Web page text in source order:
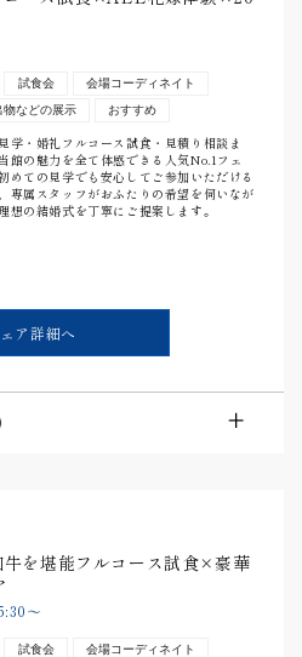
試食会
会場コーディネイト
物などの展示 おすすめ
学・婚礼フルコース試食・見積り相談ま
館の魅力を全て体感できる人気No.1フェ
めての見学でも安心してご参加いただける
専属スタッフがおふたりの希望を伺いなが
想の結婚式を丁寧にご提案します。
ア詳細へ
牛を堪能フルコース試食×豪華
〜
試食会
会場コーディネイト